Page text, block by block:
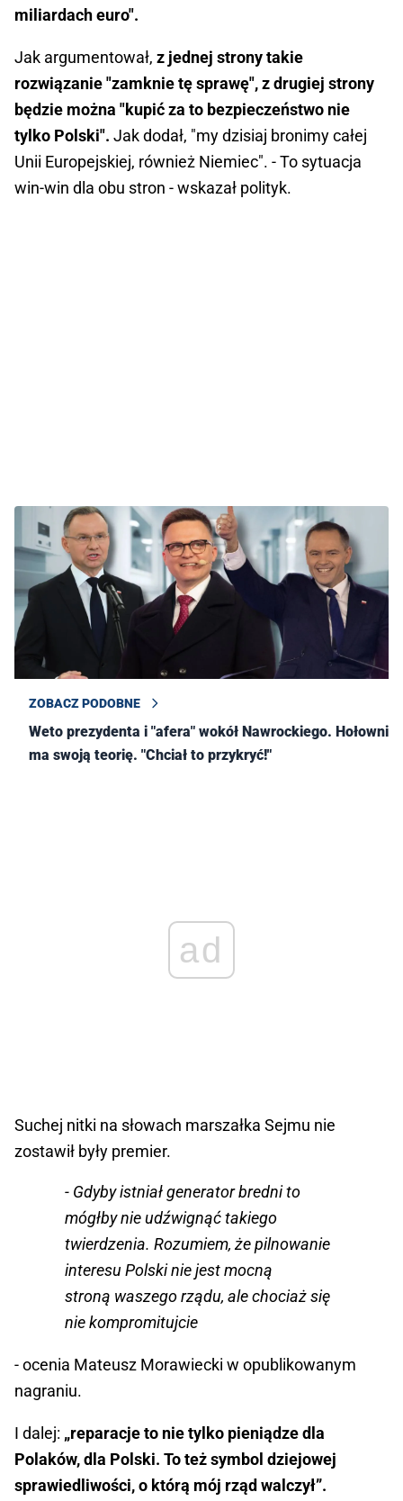
miliardach euro".
Jak argumentował, z jednej strony takie
rozwiązanie "zamknie tę sprawę", z drugiej strony
będzie można "kupić za to bezpieczeństwo nie
tylko Polski". Jak dodał, "my dzisiaj bronimy całej
Unii Europejskiej, również Niemiec". - To sytuacja
win-win dla obu stron - wskazał polityk.
ZOBACZ PODOBNE
Weto prezydenta i "afera" wokół Nawrockiego. Hołownia
ma swoją teorię. "Chciał to przykryć!"
ad
Suchej nitki na słowach marszałka Sejmu nie
zostawił były premier.
- Gdyby istniał generator bredni to
mógłby nie udźwignąć takiego
twierdzenia. Rozumiem, że pilnowanie
interesu Polski nie jest mocną
stroną waszego rządu, ale chociaż się
nie kompromitujcie
- ocenia Mateusz Morawiecki w opublikowanym
nagraniu.
I dalej: „reparacje to nie tylko pieniądze dla
Polaków, dla Polski. To też symbol dziejowej
sprawiedliwości, o którą mój rząd walczył”.